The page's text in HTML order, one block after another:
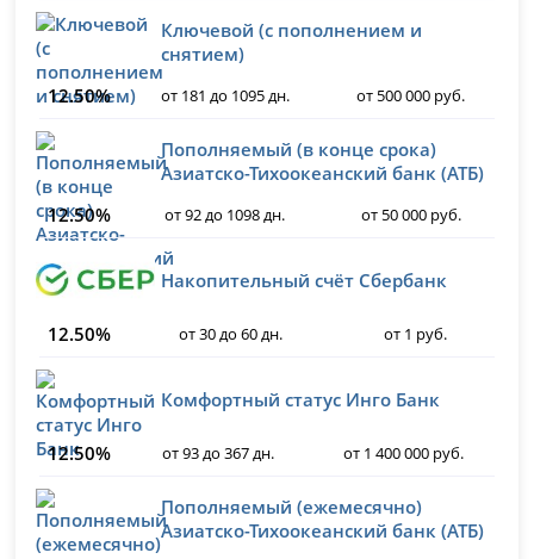
Ключевой (с пополнением и
снятием)
12.50%
от 181 до 1095 дн. от 500 000 руб.
Пополняемый (в конце срока)
Азиатско-Тихоокеанский банк (АТБ)
12.50%
от 92 до 1098 дн. от 50 000 руб.
Накопительный счёт Сбербанк
12.50% от 30 до 60 дн. от 1 руб.
Комфортный статус Инго Банк
12.50% от 93 до 367 дн. от 1 400 000 руб.
Пополняемый (ежемесячно)
Азиатско-Тихоокеанский банк (АТБ)